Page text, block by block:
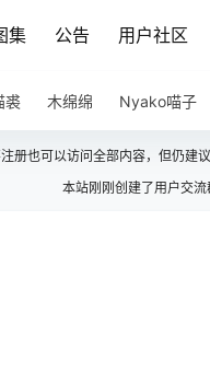
集 公告 用户社区
裘 木绵绵 Nyako喵子
册也可以访问全部内容，但仍建议
本站刚刚创建了用户交